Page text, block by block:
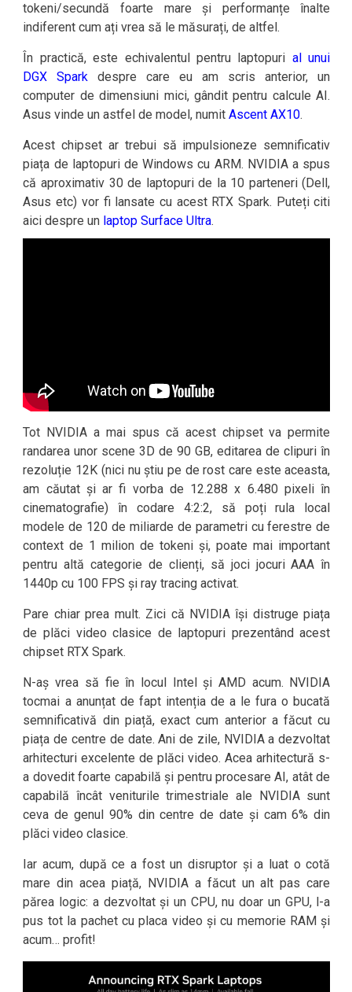
tokeni/secundă foarte mare și performanțe înalte
indiferent cum ați vrea să le măsurați, de altfel.
În practică, este echivalentul pentru laptopuri al unui
DGX Spark despre care eu am scris anterior, un
computer de dimensiuni mici, gândit pentru calcule AI.
Asus vinde un astfel de model, numitAscent AX10.
Acest chipset ar trebui să impulsioneze semnificativ
piața de laptopuri de Windows cu ARM. NVIDIA a spus
că aproximativ 30 de laptopuri de la 10 parteneri (Dell,
Asus etc) vor fi lansate cu acest RTX Spark. Puteți citi
aici despre un laptop Surface Ultra.
Tot NVIDIA a mai spus că acest chipset va permite
randarea unor scene 3D de 90 GB, editarea de clipuri în
rezoluție 12K (nici nu știu pe de rost care este aceasta,
am căutat și ar fi vorba de 12.288 x 6.480 pixeli în
cinematografie) în codare 4:2:2, să poți rula local
modele de 120 de miliarde de parametri cu ferestre de
context de 1 milion de tokeni și, poate mai important
pentru altă categorie de clienți, să joci jocuri AAA în
1440p cu 100 FPS și ray tracing activat.
Pare chiar prea mult. Zici că NVIDIA își distruge piața
de plăci video clasice de laptopuri prezentând acest
chipset RTX Spark.
N-aș vrea să fie în locul Intel și AMD acum. NVIDIA
tocmai a anunțat de fapt intenția de a le fura o bucată
semnificativă din piață, exact cum anterior a făcut cu
piața de centre de date. Ani de zile, NVIDIA a dezvoltat
arhitecturi excelente de plăci video. Acea arhitectură s-
a dovedit foarte capabilă și pentru procesare AI, atât de
capabilă încât veniturile trimestriale ale NVIDIA sunt
ceva de genul 90% din centre de date și cam 6% din
plăci video clasice.
Iar acum, după ce a fost un disruptor și a luat o cotă
mare din acea piață, NVIDIA a făcut un alt pas care
părea logic: a dezvoltat și un CPU, nu doar un GPU, l-a
pus tot la pachet cu placa video și cu memorie RAM și
acum… profit!